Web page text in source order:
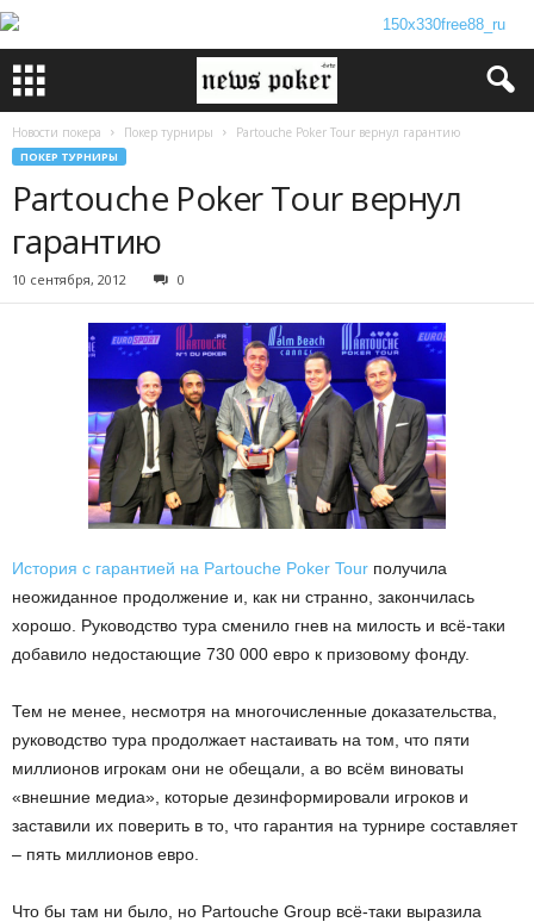
Новости покера Покер турниры Partouche Poker Tour вернул гарантию
ПОКЕР ТУРНИРЫ
Partouche Poker Tour вернул
гарантию
10 сентября, 2012 0
История с гарантией на Partouche Poker Tour получила
неожиданное продолжение и, как ни странно, закончилась
хорошо. Руководство тура сменило гнев на милость и всё-таки
добавило недостающие 730 000 евро к призовому фонду.
Тем не менее, несмотря на многочисленные доказательства,
руководство тура продолжает настаивать на том, что пяти
миллионов игрокам они не обещали, а во всём виноваты
«внешние медиа», которые дезинформировали игроков и
заставили их поверить в то, что гарантия на турнире составляет
– пять миллионов евро.
Что бы там ни было, но Partouche Group всё-таки выразила